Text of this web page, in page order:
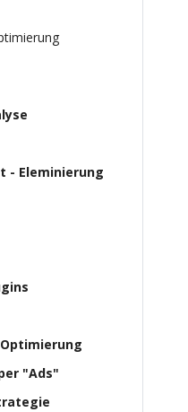
- Eleminierung
"Ads"